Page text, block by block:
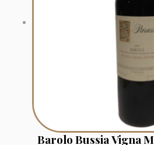
Barolo Bussia Vigna